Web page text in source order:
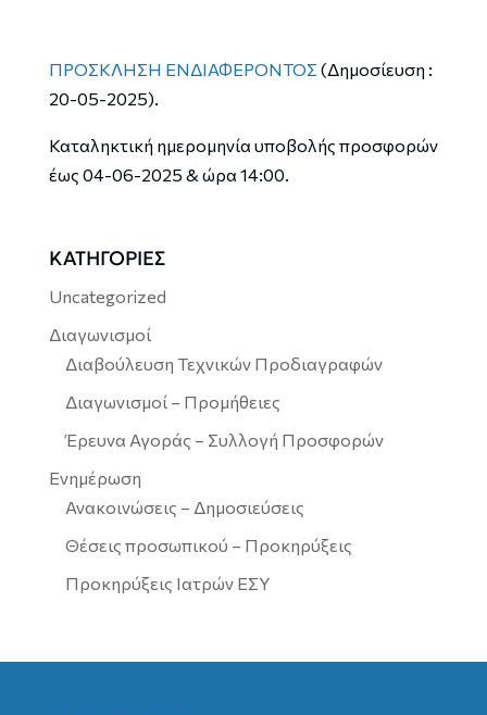
ΠΡΟΣΚΛΗΣΗ ΕΝΔΙΑΦΕΡΟΝΤΟΣ (Δημοσίευση :
20-05-2025).
Καταληκτική ημερομηνία υποβολής προσφορών
έως 04-06-2025 & ώρα 14:00.
ΚΑΤΗΓΟΡΙΕΣ
Uncategorized
Διαγωνισμοί
Διαβούλευση Τεχνικών Προδιαγραφών
Διαγωνισμοί – Προμήθειες
Έρευνα Αγοράς – Συλλογή Προσφορών
Ενημέρωση
Ανακοινώσεις – Δημοσιεύσεις
Θέσεις προσωπικού – Προκηρύξεις
Προκηρύξεις Ιατρών ΕΣΥ